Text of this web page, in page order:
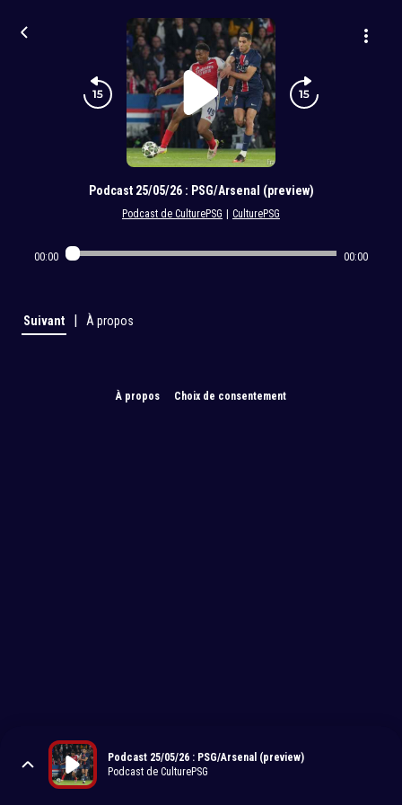
Podcast 25/05/26 : PSG/Arsenal (preview)
Podcast de CulturePSG CulturePSG
00:00 00:00
Suivant | À propos
À propos Choix de consentement
Podcast 25/05/26 : PSG/Arsenal (preview)
Podcast de CulturePSG